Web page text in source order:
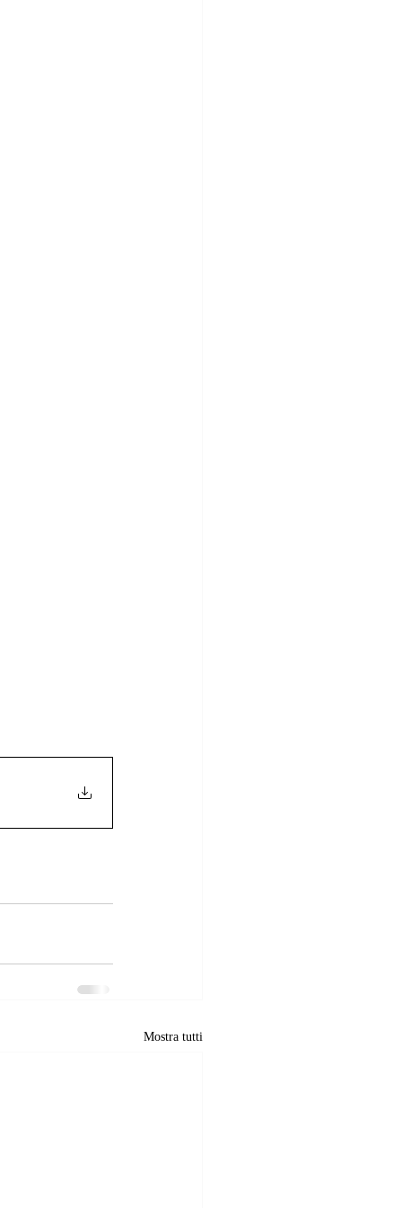
Mostra tutti